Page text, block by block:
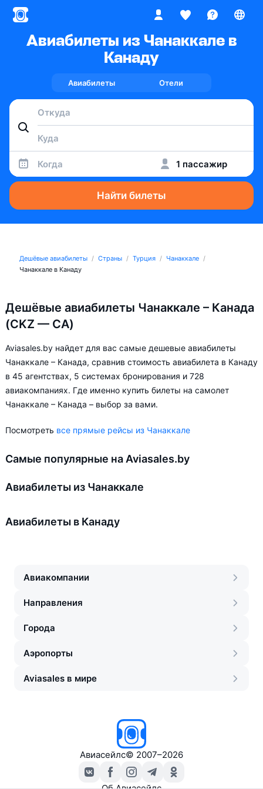
Авиабилеты из Чанаккале в
Канаду
Авиабилеты Отели
Когда 1 пассажир
Найти билеты
Дешёвые авиабилеты Страны Турция
Чанаккале
Чанаккале в Канаду
Дешёвые авиабилеты Чанаккале – Канада
(CKZ — CA)
Aviasales.by найдет для вас самые дешевые авиабилеты
Чанаккале – Канада, сравнив стоимость авиабилета в Канаду
в 45 агентствах, 5 системах бронирования и 728
авиакомпаниях. Где именно купить билеты на самолет
Чанаккале – Канада – выбор за вами.
Посмотреть все прямые рейсы из Чанаккале
Самые популярные на Aviasales.by
Авиабилеты из Чанаккале
Авиабилеты в Канаду
Авиакомпании
Направления
Города
Аэропорты
Aviasales в мире
Авиасейлс© 2007–2026